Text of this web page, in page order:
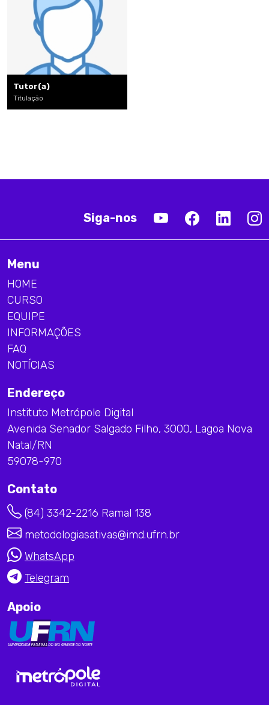
Tutor(a)
Titulação
Siga-nos
Menu
HOME
CURSO
EQUIPE
INFORMAÇÕES
FAQ
NOTÍCIAS
Endereço
Instituto Metrópole Digital
Avenida Senador Salgado Filho, 3000, Lagoa Nova
Natal/RN
59078-970
Contato
(84) 3342-2216 Ramal 138
metodologiasativas@imd.ufrn.br
WhatsApp
Telegram
Apoio